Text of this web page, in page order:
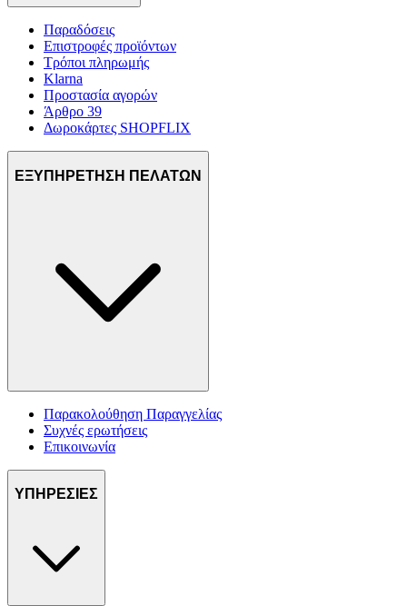
Παραδόσεις
Επιστροφές προϊόντων
Τρόποι πληρωμής
Klarna
Προστασία αγορών
Άρθρο 39
Δωροκάρτες SHOPFLIX
ΕΞΥΠΗΡΕΤΗΣΗ ΠΕΛΑΤΩΝ
Παρακολούθηση Παραγγελίας
Συχνές ερωτήσεις
Επικοινωνία
ΥΠΗΡΕΣΙΕΣ